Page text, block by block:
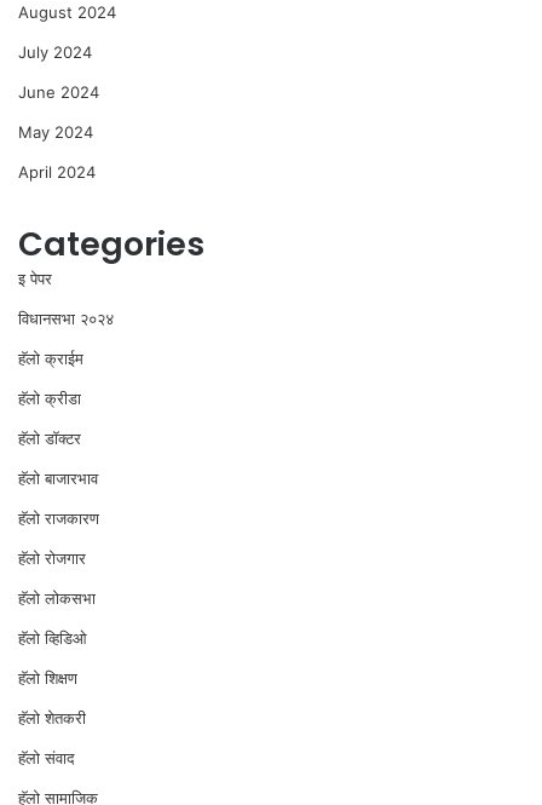
August 2024
July 2024
June 2024
May 2024
April 2024
Categories
इ पेपर
विधानसभा २०२४
⁠हॅलो क्राईम
हॅलो क्रीडा
हॅलो डॉक्टर
हॅलो बाजारभाव
हॅलो राजकारण
⁠हॅलो रोजगार
हॅलो लोकसभा
⁠हॅलो व्हिडिओ
हॅलो शिक्षण
⁠हॅलो शेतकरी
⁠हॅलो संवाद
हॅलो सामाजिक